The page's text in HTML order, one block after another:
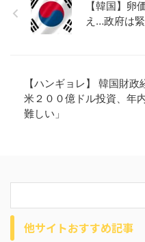
【韓国】卵
え…政府は
【ハンギョレ】 韓国財
米２００億ドル投資、年
難しい」
他サイトおすすめ記事